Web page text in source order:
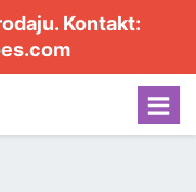
Kontakt: